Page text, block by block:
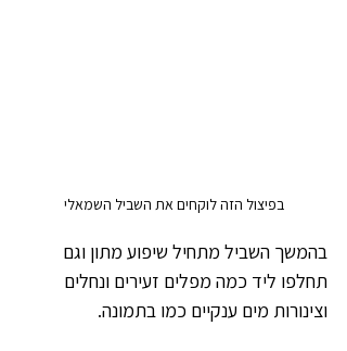
בפיצול הזה לוקחים את השביל השמאלי
בהמשך השביל מתחיל שיפוע מתון וגם
תחלפו ליד כמה מפלים זעירים ונחלים
וצינורות מים ענקיים כמו בתמונה.